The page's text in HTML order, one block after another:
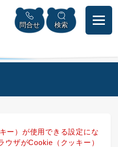
飛ばして本文へ
問合せ 検索
ー）が使用できる設定にな
ウザがCookie（クッキー）